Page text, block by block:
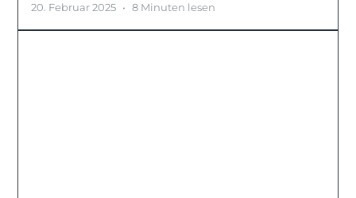
20. Februar 2025 • 8 Minuten lesen